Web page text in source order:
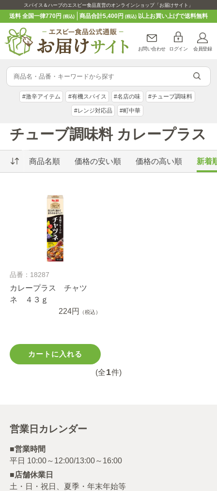
スパイス＆ハーブのエスビー食品直営のオンラインショップ「お届けサイト」
送料 全国一律770円(税込) 商品合計5,400円 (税込)以上お買い上げで送料無料
お問い合わせ ログイン 会員登録
#激辛アイテム #有機スパイス #名店の味 #チューブ調味料
#レンジ対応品 #町中華
チューブ調味料 カレープラス
商品名順 価格の安い順 価格の高い順 新着
品番：18287
カレープラス チャツ
ネ ４３ｇ
224円
（税込）
カートに入れる
(全1件)
営業日カレンダー
■営業時間
■店舗休業日
土・日・祝日、夏季・年末年始等